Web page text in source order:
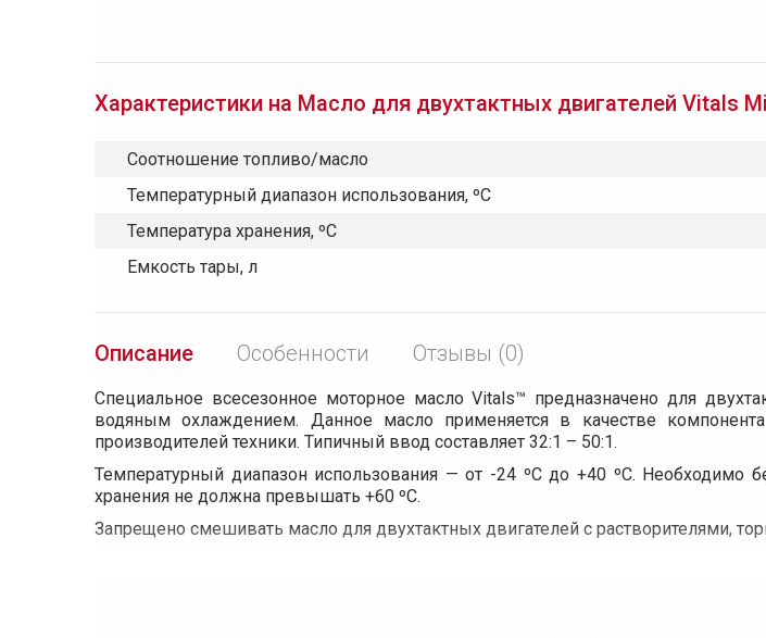
Характеристики на Масло для двухтактных двигателей Vitals
Соотношение топливо/масло
Температурный диапазон использования, ºС
Температура хранения, ºС
Емкость тары, л
Описание Особенности Отзывы (0)
Специальное всесезонное моторное масло Vitals™ предназначено для
водяным охлаждением. Данное масло применяется в качестве
производителей техники. Типичный ввод составляет 32:1 – 50:1.
Температурный диапазон использования — от -24 ºС до +40 ºС. Необходимо
хранения не должна превышать +60 ºС.
Запрещено смешивать масло для двухтактных двигателей с растворителями,